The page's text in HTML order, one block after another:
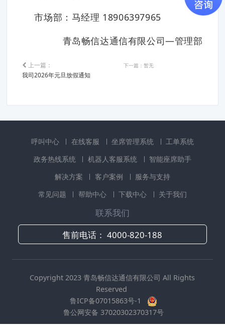
市场部：马经理 18906397965
青岛畅信达通信有限公司—管理部
上一篇：
我司2026年元旦放假通知
下一篇：暂无
呼叫中心 在线客服 坐席管理系统
工单系统
政务热线系统
机器人客服系统
智能座席助手
解决方案
客户案例
服务与支持
常见问题
帮助中心 下载中心 关于我们
联系我们
售前电话：4000-820-188
Copyright 2023 青岛畅信达通信有限公司 All Rights
Reserved
鲁ICP备07015863号-1
鲁公网安备 37020302370317号